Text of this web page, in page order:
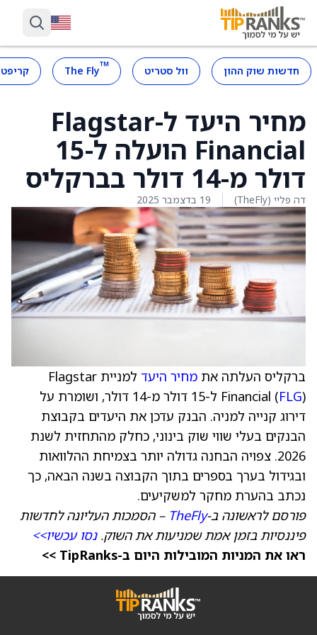
חדשות שוק ההון וול סטריט ™
The Fly
מחיר היעד ל-Flagstar
Financial הועלה ל-15
דולר מ-14 דולר בברקליס
דה פליי (TheFly) 19 בדצמבר 2025
ברקליס העלתה את מחיר היעד
למניית Flagstar
Financial (FLG
) ל-15 דולר מ-14 דולר, ושומרת על
דירוג קנייה למניה. הבנק עדכן את היעדים בקבוצת
הבנקים בעלי שווי שוק בינוני, כחלק מהתחזית לשנת
2026. צפויה הבחנה גדולה יותר בצמיחת ההלוואות
ובגידול בערך בספרים בתוך הקבוצה בשנה הבאה, כך
נכתב בהערת מחקר למשקיעים.
פורסם לראשונה ב-TheFly – הסמכות העליונה לחדשות
פיננסיות בזמן אמת שמניעות את השוק.נסו עכשיו>>
ראו את המניות המובילות היום ב-TipRanks >>